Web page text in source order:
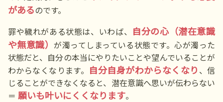
があるのです。
罪や穢れがある状態は、いわば、 自分の心（潜在意識
や無意識）が濁ってしまっている状態です。心が濁った
状態だと、自分の本当にやりたいことや望んでいることが
わからなくなります。 自分自身がわからなくなり 、信
じることができなくなると、潜在意識へ思いが伝わらない
＝ 願いも叶いにくくなります。